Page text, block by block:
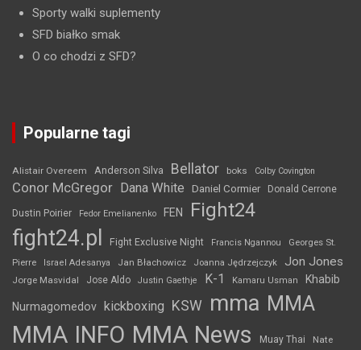
Sporty walki suplementy
SFD białko smak
O co chodzi z SFD?
Popularne tagi
Alistair Overeem Anderson Silva Bellator boks Colby Covington
Conor McGregor Dana White Daniel Cormier Donald Cerrone
Dustin Poirier Fedor Emelianenko FEN Fight24
fight24.pl Fight Exclusive Night Francis Ngannou
Georges St.
Pierre
Israel Adesanya Jan Błachowicz Joanna Jędrzejczyk Jon Jones
Jorge Masvidal Jose Aldo Justin Gaethje K-1 Kamaru Usman Khabib
Nurmagomedov kickboxing KSW mma MMA
MMA INFO MMA News Muay Thai Nate